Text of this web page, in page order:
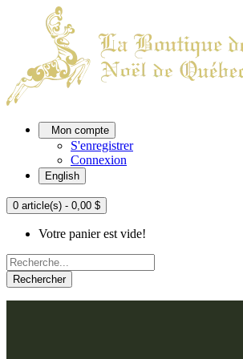
Mon compte
S'enregistrer
Connexion
English
0 article(s) - 0,00 $
Votre panier est vide!
Rechercher